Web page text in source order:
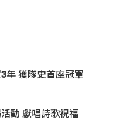
年 獲隊史首座冠軍
動 獻唱詩歌祝福